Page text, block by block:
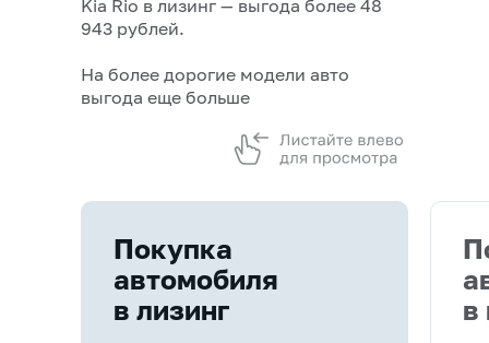
Kia Rio в лизинг — выгода более 48
943 рублей.
На более дорогие модели авто
выгода еще больше
Покупка
автомобиля
в лизинг
в